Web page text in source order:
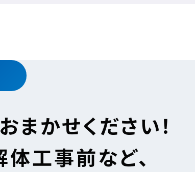
おまかせください！
体工事前など、